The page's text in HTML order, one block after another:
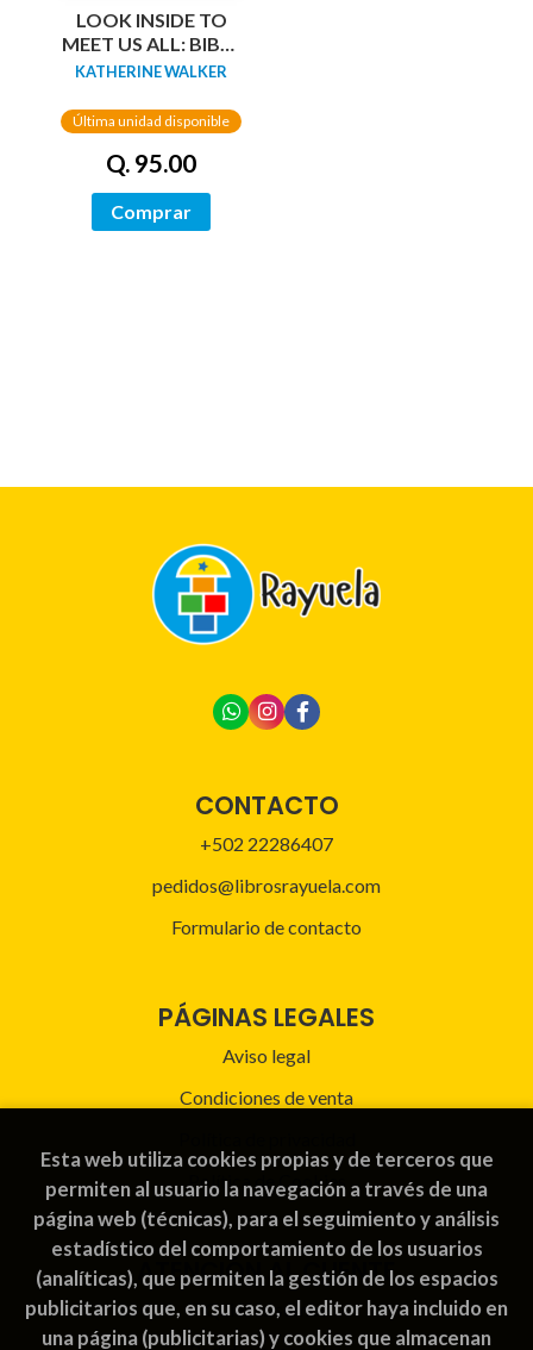
LOOK INSIDE TO
MEET US ALL: BIBLE
STORIES
KATHERINE WALKER
Última unidad disponible
Q. 95.00
Comprar
CONTACTO
+502 22286407
pedidos@librosrayuela.com
Formulario de contacto
PÁGINAS LEGALES
Aviso legal
Condiciones de venta
Política de Cookies
ATENCIÓN AL CLIENTE
Quiénes somos
Esta web utiliza cookies propias y de terceros que
permiten al usuario la navegación a través de una
página web (técnicas), para el seguimiento y análisis
estadístico del comportamiento de los usuarios
(analíticas), que permiten la gestión de los espacios
publicitarios que, en su caso, el editor haya incluido en
una página (publicitarias) y cookies que almacenan